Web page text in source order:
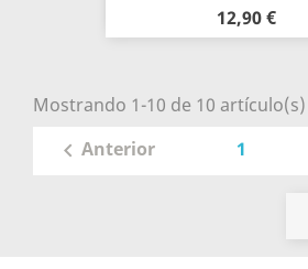
12,90 €
Mostrando 1-10 de 10 artículo(s)
 Anterior 1